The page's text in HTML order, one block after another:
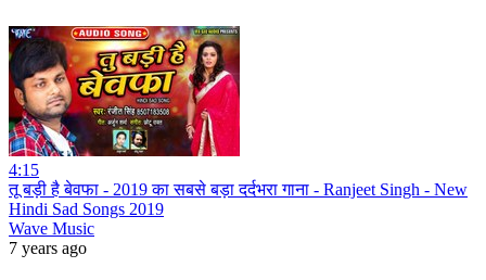
4:15
तू बड़ी है बेवफा - 2019 का सबसे बड़ा दर्दभरा गाना - Ranjeet Singh - New
Hindi Sad Songs 2019
Wave Music
7 years ago